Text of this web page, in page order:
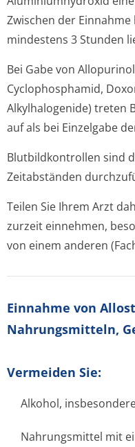
Zwischen der
mindestens 3 Stunden
Bei Gabe von
Cyclophosphamid,
Alkylhalogenide) treten
auf als bei Einzelgabe
Blutbildkontrollen sind
Zeitabständen
Teilen Sie Ihrem Arzt
zurzeit einnehmen,
von einem anderen
Einnahme von
Nahrungsmitteln,
Vermeiden Sie:
Alkohol,
Nahrungsmittel mit